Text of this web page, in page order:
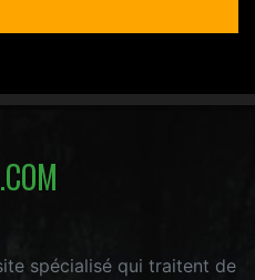
.COM
spécialisé qui traitent de